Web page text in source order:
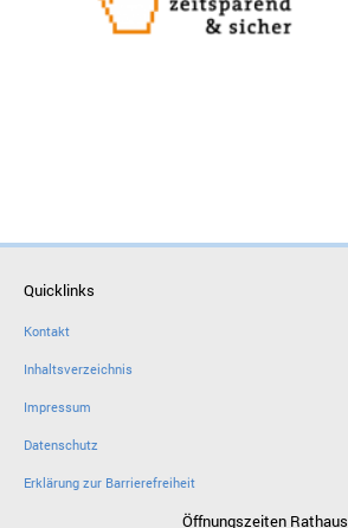
Quicklinks
Kontakt
Inhaltsverzeichnis
Impressum
Datenschutz
Erklärung zur Barrierefreiheit
Öffnungszeiten Rathaus